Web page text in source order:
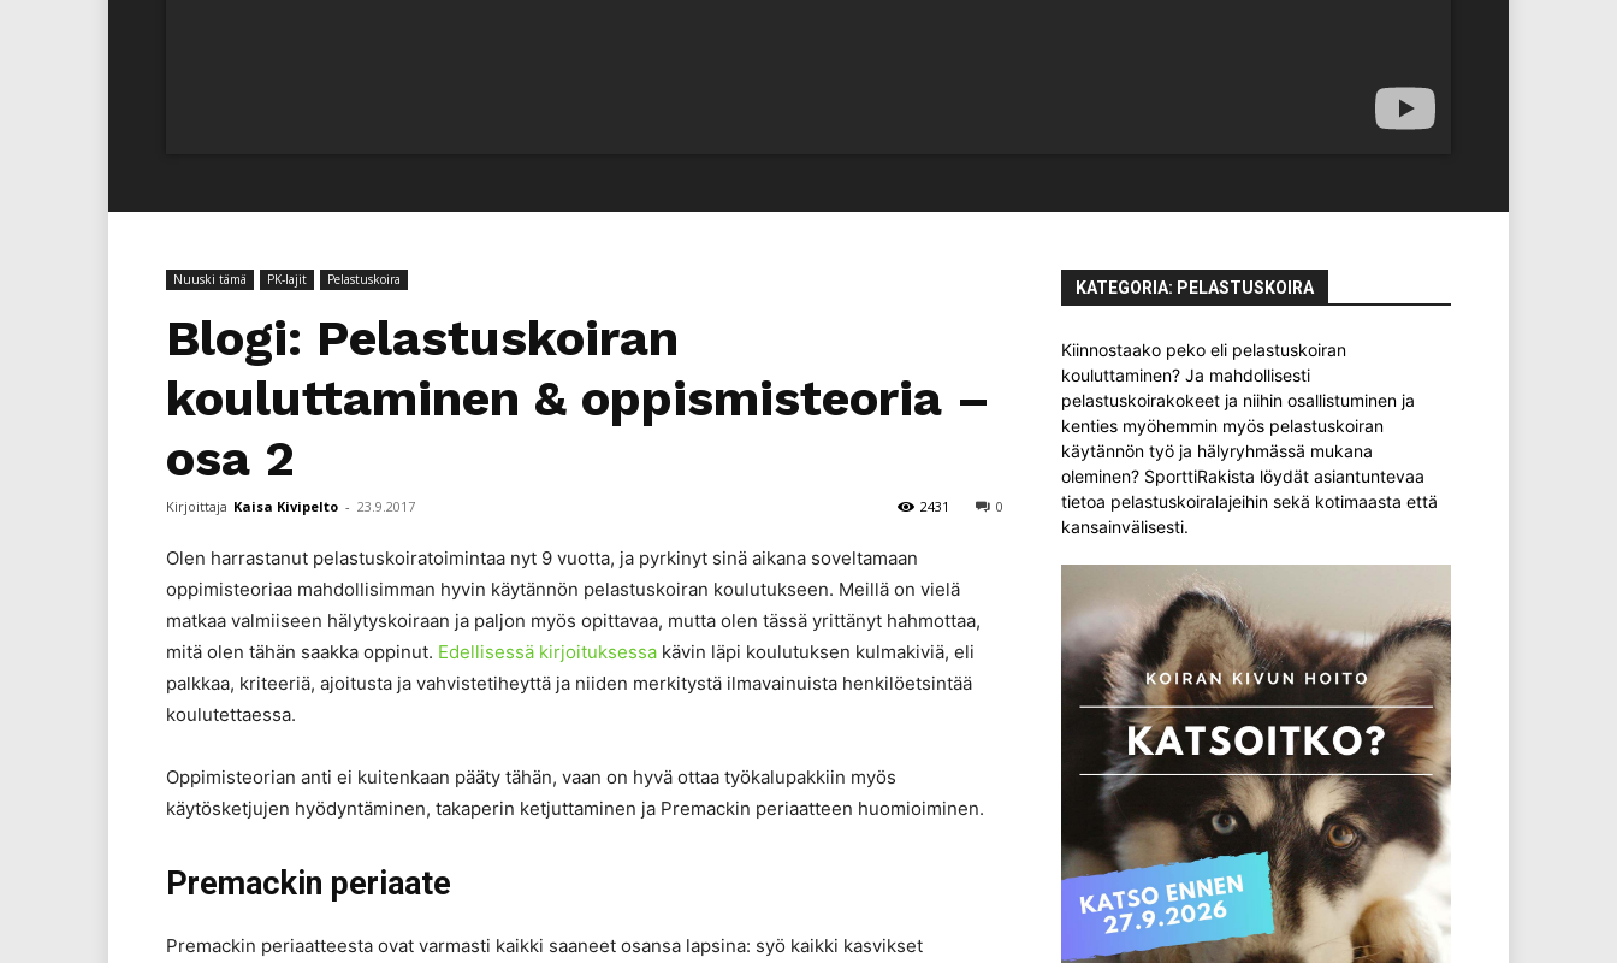
Nuuski tämä PK-lajit Pelastuskoira
Blogi: Pelastuskoiran
kouluttaminen & oppismisteoria –
osa 2
Kirjoittaja Kaisa Kivipelto - 23.9.2017 0
2431
Olen harrastanut pelastuskoiratoimintaa nyt 9 vuotta, ja pyrkinyt sinä aikana soveltamaan
oppimisteoriaa mahdollisimman hyvin käytännön pelastuskoiran koulutukseen. Meillä on vielä
matkaa valmiiseen hälytyskoiraan ja paljon myös opittavaa, mutta olen tässä yrittänyt hahmottaa,
mitä olen tähän saakka oppinut. Edellisessä kirjoituksessa kävin läpi koulutuksen kulmakiviä, eli
palkkaa, kriteeriä, ajoitusta ja vahvistetiheyttä ja niiden merkitystä ilmavainuista henkilöetsintää
koulutettaessa.
Oppimisteorian anti ei kuitenkaan pääty tähän, vaan on hyvä ottaa työkalupakkiin myös
käytösketjujen hyödyntäminen, takaperin ketjuttaminen ja Premackin periaatteen huomioiminen.
Premackin periaate
Premackin periaatteesta ovat varmasti kaikki saaneet osansa lapsina: syö kaikki kasvikset
KATEGORIA: PELASTUSKOIRA
Kiinnostaako peko eli pelastuskoiran
kouluttaminen? Ja mahdollisesti
pelastuskoirakokeet ja niihin osallistuminen ja
kenties myöhemmin myös pelastuskoiran
käytännön työ ja hälyryhmässä mukana
oleminen? SporttiRakista löydät asiantuntevaa
tietoa pelastuskoiralajeihin sekä kotimaasta että
kansainvälisesti.